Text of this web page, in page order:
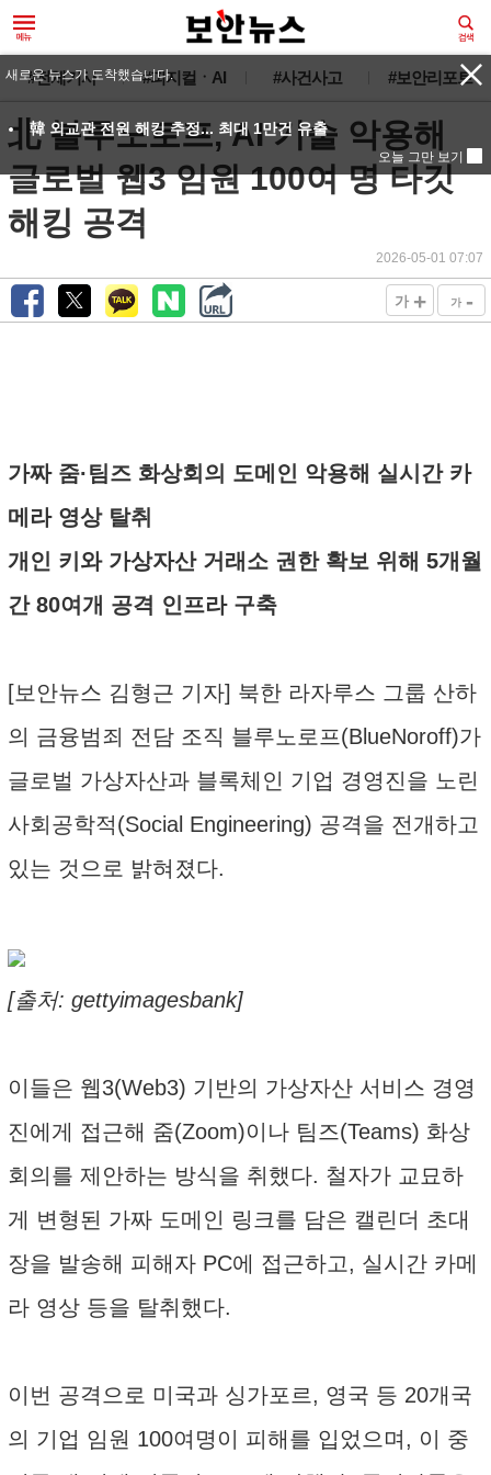
#전체기사 #피지컬ㆍAI #사건사고 #보안리포트
北 블루노로프, AI 기술 악용해
글로벌 웹3 임원 100여 명 타깃
해킹 공격
2026-05-01 07:07
가 + 가 -
가짜 줌·팀즈 화상회의 도메인 악용해 실시간 카
메라 영상 탈취
개인 키와 가상자산 거래소 권한 확보 위해 5개월
간 80여개 공격 인프라 구축
[보안뉴스 김형근 기자] 북한 라자루스 그룹 산하
의 금융범죄 전담 조직 블루노로프(BlueNoroff)가
글로벌 가상자산과 블록체인 기업 경영진을 노린
사회공학적(Social Engineering) 공격을 전개하고
있는 것으로 밝혀졌다.
[출처: gettyimagesbank]
이들은 웹3(Web3) 기반의 가상자산 서비스 경영
진에게 접근해 줌(Zoom)이나 팀즈(Teams) 화상
회의를 제안하는 방식을 취했다. 철자가 교묘하
게 변형된 가짜 도메인 링크를 담은 캘린더 초대
장을 발송해 피해자 PC에 접근하고, 실시간 카메
라 영상 등을 탈취했다.
이번 공격으로 미국과 싱가포르, 영국 등 20개국
의 기업 임원 100여명이 피해를 입었으며, 이 중
새로운 뉴스가 도착했습니다.
韓 외교관 전원 해킹 추정... 최대 1만건 유출
오늘 그만 보기